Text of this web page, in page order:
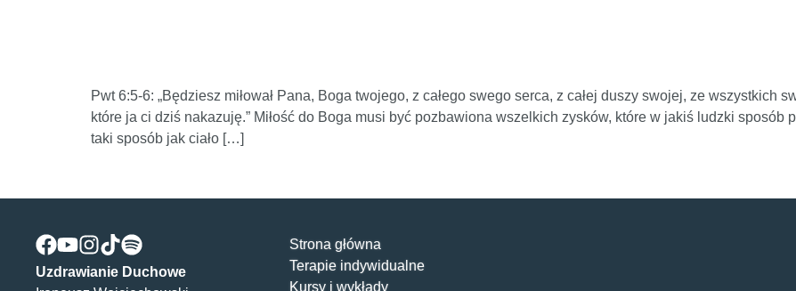
Pwt 6:5-6: „Będziesz miłował Pana, Boga twojego, z całego swego serca, z całej duszy swojej, ze wszystkich
które ja ci dziś nakazuję.” Miłość do Boga musi być pozbawiona wszelkich zysków, które w jakiś ludzki sposób
taki sposób jak ciało […]
Uzdrawianie Duchowe
Strona główna
Terapie indywidualne
Kursy i wykłady